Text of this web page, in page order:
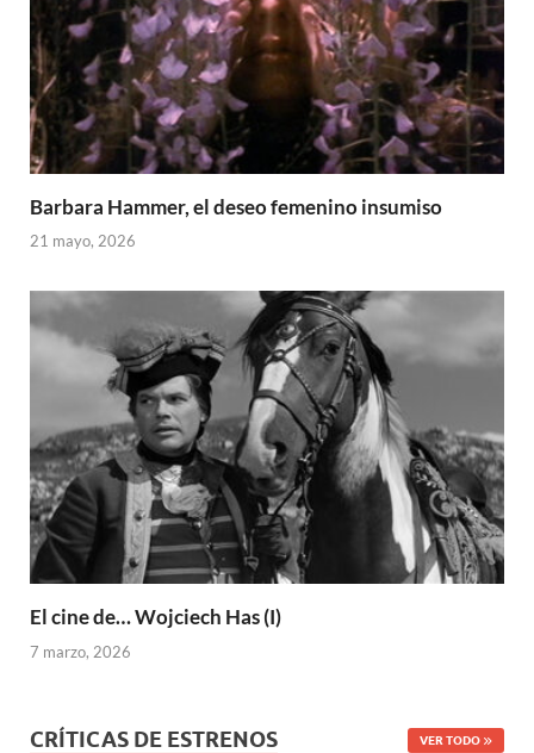
Barbara Hammer, el deseo femenino insumiso
21 mayo, 2026
El cine de… Wojciech Has (I)
7 marzo, 2026
CRÍTICAS DE ESTRENOS VER TODO